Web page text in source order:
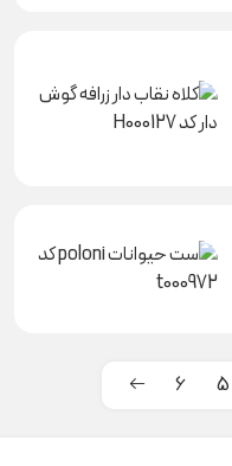
5
6